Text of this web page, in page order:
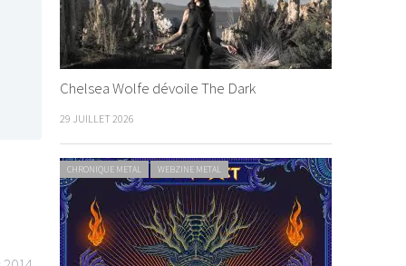
Chelsea Wolfe dévoile The Dark
29 JUILLET 2026
CHRONIQUE METAL WEBZINE METAL